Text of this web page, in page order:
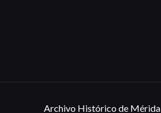
Archivo Histórico de Mérida